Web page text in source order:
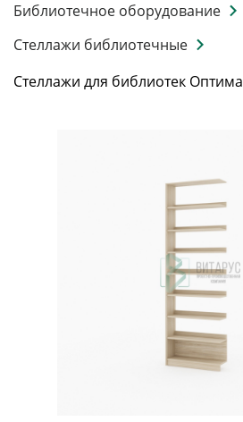
Библиотечное оборудование
Стеллажи библиотечные
Стеллажи для библиотек Оптима